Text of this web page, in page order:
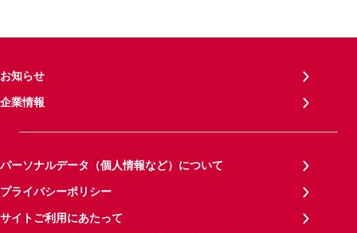
お知らせ
企業情報
パーソナルデータ（個人情報など）について
プライバシーポリシー
サイトご利用にあたって